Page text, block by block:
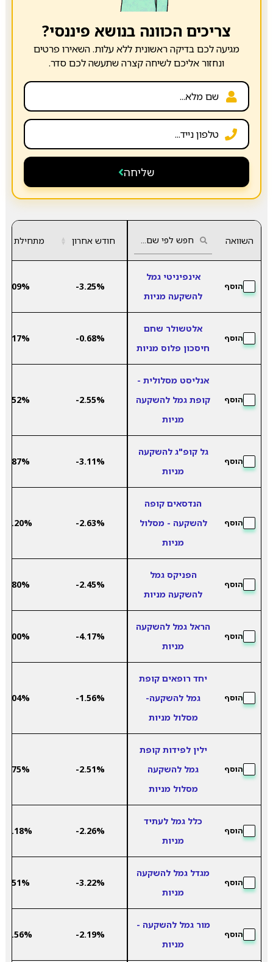
צריכים הכוונה בנושא פיננסי?
מגיעה לכם בדיקה ראשונית ללא עלות. השאירו פרטים
ונחזור אליכם לשיחה קצרה שתעשה לכם סדר.
שליחה
השוואה חודש אחרון ▲
▼ מתחילת
הוסף
אינפיניטי גמל
להשקעה מניות
-3.25%
8.09%
הוסף
אלטשולר שחם
חיסכון פלוס מניות
-0.68%
7.17%
הוסף
אנליסט מסלולית -
קופת גמל להשקעה
מניות
-2.55%
9.52%
הוסף
גל קופ"ג להשקעה
מניות
-3.11%
6.87%
הוסף
הנדסאים קופה
להשקעה - מסלול
מניות
-2.63%
10.20%
הוסף
הפניקס גמל
להשקעה מניות
-2.45%
8.80%
הוסף
הראל גמל להשקעה
מניות
-4.17%
6.00%
הוסף
יחד רופאים קופת
גמל להשקעה-
מסלול מניות
-1.56%
9.04%
הוסף
ילין לפידות קופת
גמל להשקעה
מסלול מניות
-2.51%
7.75%
הוסף
כלל גמל לעתיד
מניות
-2.26%
13.18%
הוסף
מגדל גמל להשקעה
מניות
-3.22%
9.51%
הוסף
מור גמל להשקעה -
מניות
-2.19%
10.56%